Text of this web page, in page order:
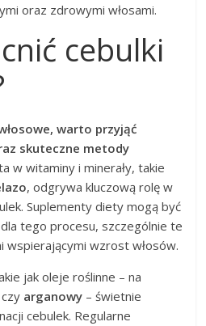
oraz zdrowymi włosami.
cebulki
warto przyjąć
skuteczne metody
w witaminy i minerały, takie
, odgrywa kluczową rolę w
Suplementy diety mogą być
tego procesu, szczególnie te
wspierającymi wzrost włosów.
jak oleje roślinne – na
czy arganowy – świetnie
cebulek. Regularne